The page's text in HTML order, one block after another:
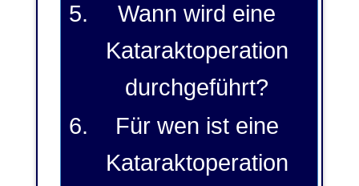
Wann wird eine
Kataraktoperation
durchgeführt?
Für wen ist eine
Kataraktoperation